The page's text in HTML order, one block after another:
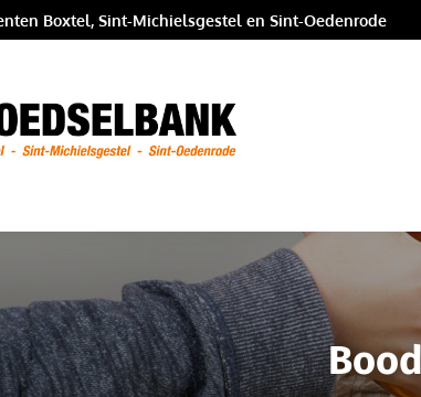
Boxtel, Sint-Michielsgestel en Sint-Oedenrode